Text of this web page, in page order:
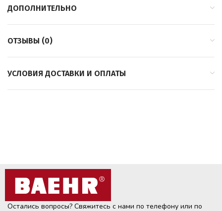
ДОПОЛНИТЕЛЬНО
ОТЗЫВЫ (0)
УСЛОВИЯ ДОСТАВКИ И ОПЛАТЫ
Остались вопросы? Свяжитесь с нами по телефону или по